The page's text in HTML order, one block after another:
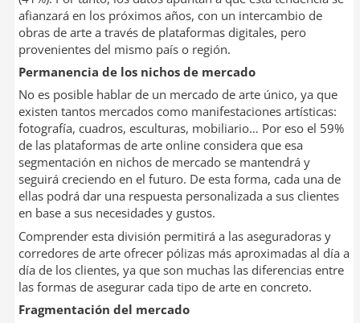
afianzará en los próximos años, con un intercambio de
obras de arte a través de plataformas digitales, pero
provenientes del mismo país o región.
Permanencia de los nichos de mercado
No es posible hablar de un mercado de arte único, ya que
existen tantos mercados como manifestaciones artísticas:
fotografía, cuadros, esculturas, mobiliario… Por eso el 59%
de las plataformas de arte online considera que esa
segmentación en nichos de mercado se mantendrá y
seguirá creciendo en el futuro. De esta forma, cada una de
ellas podrá dar una respuesta personalizada a sus clientes
en base a sus necesidades y gustos.
Comprender esta división permitirá a las aseguradoras y
corredores de arte ofrecer pólizas más aproximadas al día a
día de los clientes, ya que son muchas las diferencias entre
las formas de asegurar cada tipo de arte en concreto.
Fragmentación del mercado